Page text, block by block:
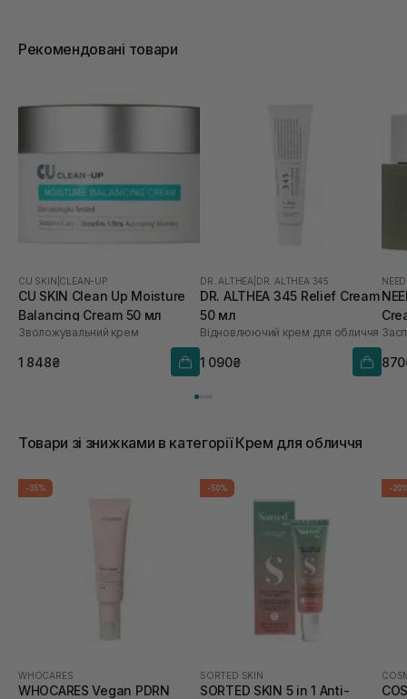
Рекомендовані товари
CU SKIN CLEAN-UP
CU SKIN Clean Up Moisture
Balancing Cream 50 мл
Зволожувальний крем
1 848₴
DR. ALTHEA DR. ALTHEA 345
DR. ALTHEA 345 Relief Cream
50 мл
Відновлюючий крем для обличчя
1 090₴
Товари зі знижками в категорії Крем для обличчя
-35%
WHOCARES
WHOCARES Vegan PDRN
-50%
SORTED SKIN
SORTED SKIN 5 in 1 Anti-
-